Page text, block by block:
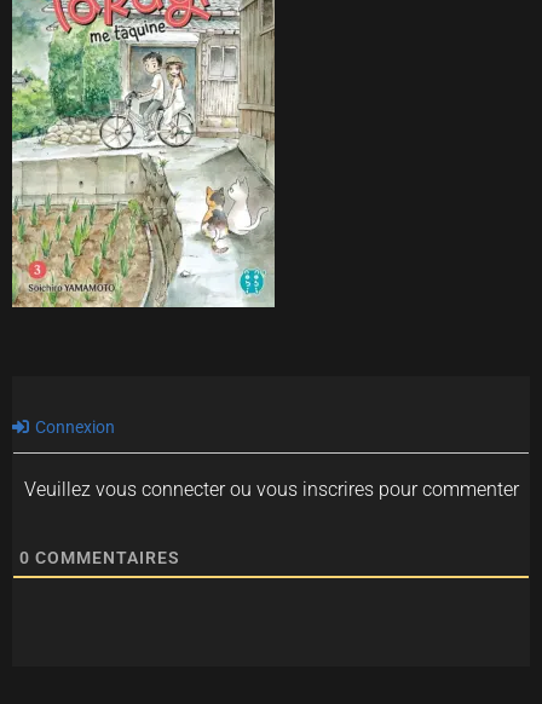
Connexion
Veuillez vous connecter ou vous inscrires pour commenter
0 COMMENTAIRES